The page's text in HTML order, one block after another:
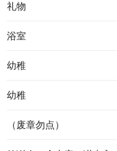
礼物
浴室
幼稚
幼稚
（废章勿点）